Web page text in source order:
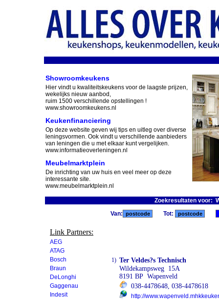
Showroomkeukens
Hier vindt u kwaliteitskeukens voor de laagste prijzen,
wekelijks nieuw aanbod,
ruim 1500 verschillende opstellingen !
www.showroomkeukens.nl
Keukenfinanciering
Op deze website geven wij tips en uitleg over diverse
leningsvormen. Ook vindt u verschillende aanbieders
van leningen die u met elkaar kunt vergelijken.
www.informatieoverleningen.nl
Meubelmarktplein
De inrichting van uw huis en veel meer op deze
interessante site.
www.meubelmarktplein.nl
Zoekresultaten voor:
Link Partners:
AEG
ATAG
Bosch
Braun
DeLonghi
Gaggenau
Indesit
Van: Tot:
1) Ter Veldes?s Technisch
Wildekampsweg 15A
8191 BP Wapenveld
038-4478648, 038-4478618
http://